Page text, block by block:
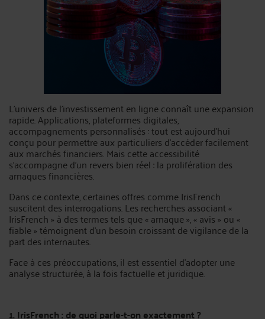
L’univers de l’investissement en ligne connaît une expansion
rapide. Applications, plateformes digitales,
accompagnements personnalisés : tout est aujourd’hui
conçu pour permettre aux particuliers d’accéder facilement
aux marchés financiers. Mais cette accessibilité
s’accompagne d’un revers bien réel : la prolifération des
arnaques financières.
Dans ce contexte, certaines offres comme IrisFrench
suscitent des interrogations. Les recherches associant «
IrisFrench » à des termes tels que « arnaque », « avis » ou «
fiable » témoignent d’un besoin croissant de vigilance de la
part des internautes.
Face à ces préoccupations, il est essentiel d’adopter une
analyse structurée, à la fois factuelle et juridique.
1. IrisFrench : de quoi parle-t-on exactement ?